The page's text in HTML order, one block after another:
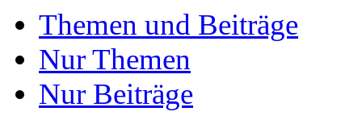
Themen und Beiträge
Nur Themen
Nur Beiträge